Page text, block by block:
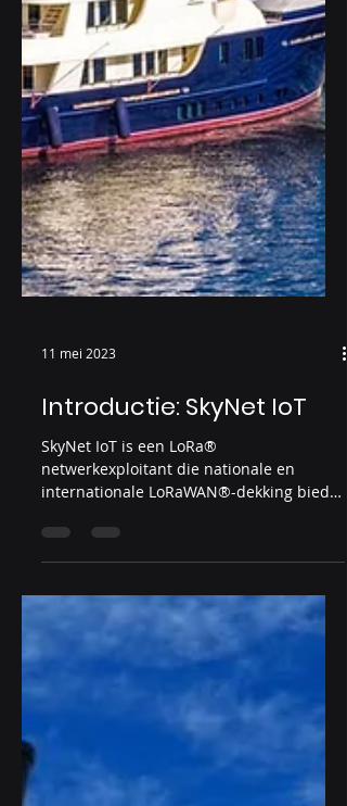
Introductie: SkyNet IoT
SkyNet IoT is een LoRa®